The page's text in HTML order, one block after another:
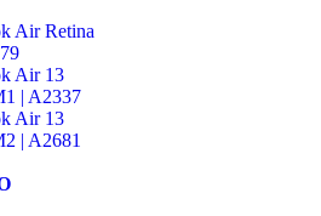
Air Retina
Air 13
| A2337
Air 13
| A2681